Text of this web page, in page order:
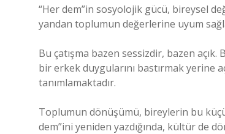
“Her dem”in sosyolojik gücü, bireysel
yandan toplumun değerlerine uyum
Bu çatışma bazen sessizdir, bazen
bir erkek duygularını bastırmak yerine
tanımlamaktadır.
Toplumun dönüşümü, bireylerin bu
dem”ini yeniden yazdığında, kültür de